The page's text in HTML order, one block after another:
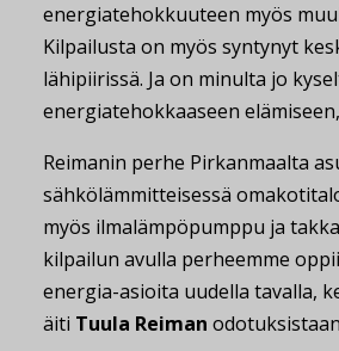
energiatehokkuuteen myös
Kilpailusta on myös syntynyt
lähipiirissä. Ja on minulta jo
energiatehokkaaseen
Reimanin perhe Pirkanmaalta
sähkölämmitteisessä
myös ilmalämpöpumppu ja
kilpailun avulla perheemme
energia-asioita uudella tavalla,
äiti Tuula Reiman